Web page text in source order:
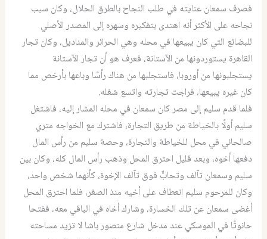
فصرف سمعان عنايته في طلب النجاح بالطرق الحلال، وكان سبب
نجاحه على الأكثر أنه اهتدى بتفكيره وسهره إلى المصدر الأصلي
للبضائع التي كان يبيعها في محله وهي الحرائر والمناديل، وكان تجار
القاهرة يستوردونها من الآستانة، فعرف هو أن تجار الآستانة
يستجلبونها من أوروبا، فاستجلبها من هناك رأسًا وباعها بأرخص مما
كان غيره يبيعها، فراجت تجارته واتسع شغله.
فلما قدم سليم إلى مصر كان سمعان في محله المشار إليه، فاشتغل
سليم أولًا بالخياطة من طريق التجارة، فاشترك مع الخواجه متري
صالحاني في محل للخياطة والتجارة، وحصة سليم من رأس المال
دفعها أخوه، وبعد قليل احترق المحل وذهب رأس المال كله، وكان بين
سليم وسمعان تآلف وتحابٌّ فوق تآلف الإخوة، كأنهما شخص واحد،
وكان للمرحوم سليم انعطاف على أخيه منذ الصغر، فلما احترق المحل
أغضى سمعان عن تلك الخسارة، وشارك أخاه في الباقي معه، ففتحا
حانوتًا في الموسكي عند مدخل شارع منصور باشا لا تزيد مساحته